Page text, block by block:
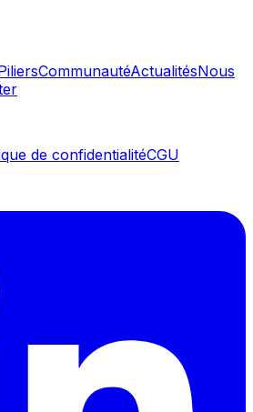
CommunautéActualitésNous
de confidentialitéCGU